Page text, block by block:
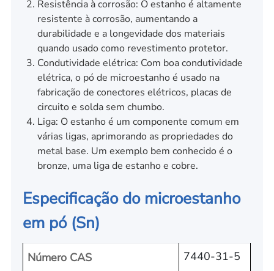
Resistência à corrosão: O estanho é altamente
resistente à corrosão, aumentando a
durabilidade e a longevidade dos materiais
quando usado como revestimento protetor.
Condutividade elétrica: Com boa condutividade
elétrica, o pó de microestanho é usado na
fabricação de conectores elétricos, placas de
circuito e solda sem chumbo.
Liga: O estanho é um componente comum em
várias ligas, aprimorando as propriedades do
metal base. Um exemplo bem conhecido é o
bronze, uma liga de estanho e cobre.
Especificação do microestanho
em pó (Sn)
Número CAS 7440-31-5